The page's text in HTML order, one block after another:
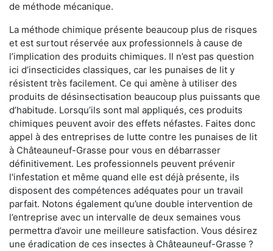
de méthode mécanique.
La méthode chimique présente beaucoup plus de risques
et est surtout réservée aux professionnels à cause de
l’implication des produits chimiques. Il n’est pas question
ici d’insecticides classiques, car les punaises de lit y
résistent très facilement. Ce qui amène à utiliser des
produits de désinsectisation beaucoup plus puissants que
d’habitude. Lorsqu’ils sont mal appliqués, ces produits
chimiques peuvent avoir des effets néfastes. Faites donc
appel à des entreprises de lutte contre les punaises de lit
à Châteauneuf-Grasse pour vous en débarrasser
définitivement. Les professionnels peuvent prévenir
l'infestation et même quand elle est déjà présente, ils
disposent des compétences adéquates pour un travail
parfait. Notons également qu’une double intervention de
l’entreprise avec un intervalle de deux semaines vous
permettra d’avoir une meilleure satisfaction. Vous désirez
une éradication de ces insectes à Châteauneuf-Grasse ?